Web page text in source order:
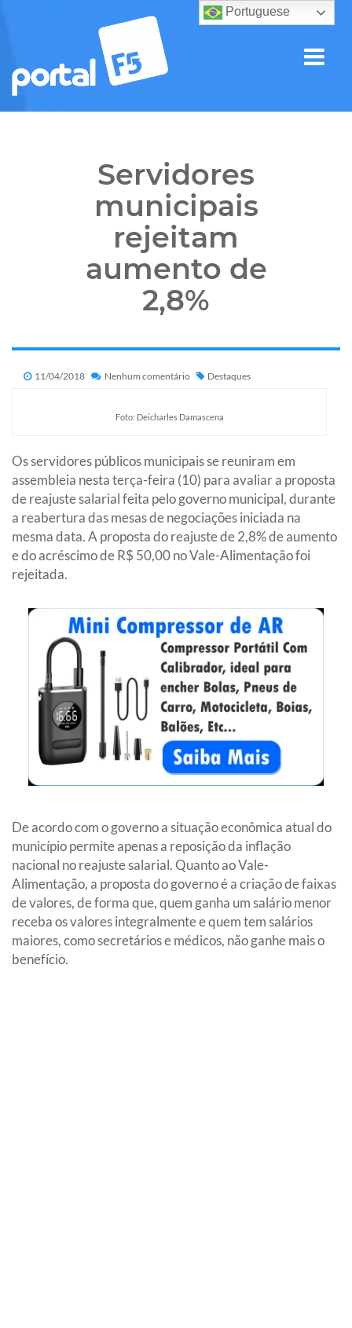
Servidores
municipais
rejeitam
aumento de
2,8%
11/04/2018 Nenhum comentário Destaques
Foto: Deicharles Damascena
Os servidores públicos municipais se reuniram em
assembleia nesta terça-feira (10) para avaliar a proposta
de reajuste salarial feita pelo governo municipal, durante
a reabertura das mesas de negociações iniciada na
mesma data. A proposta do reajuste de 2,8% de aumento
e do acréscimo de R$ 50,00 no Vale-Alimentação foi
rejeitada.
De acordo com o governo a situação econômica atual do
município permite apenas a reposição da inflação
nacional no reajuste salarial. Quanto ao Vale-
Alimentação, a proposta do governo é a criação de faixas
de valores, de forma que, quem ganha um salário menor
receba os valores integralmente e quem tem salários
maiores, como secretários e médicos, não ganhe mais o
benefício.
Portuguese